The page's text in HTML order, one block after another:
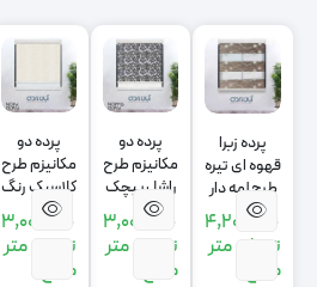
پرده زبرا
قهوه ای تیره
طرح لمه دار
4,200,000
تومان
متر
مربع
پرده دو
مکانیزم طرح
راشل پیچک
رنگ مشکی
3,000,000
تومان
متر
مربع
پرده دو
مکانیزم طرح
کلاسیک رنگ
کرم روشن
3,000,000
تومان
متر
مربع